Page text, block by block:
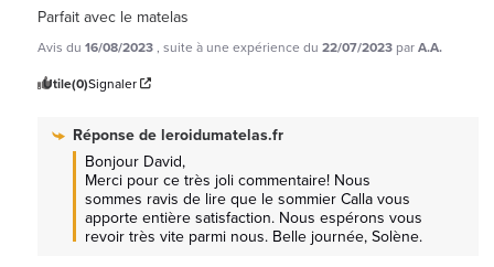
Parfait avec le matelas
Avis du 16/08/2023, suite à une expérience du 22/07/2023 parA.A.
Utile(0)Signaler
Réponse deleroidumatelas.fr
Bonjour David,
Merci pour ce très joli commentaire! Nous
sommes ravis de lire que le sommier Calla vous
apporte entière satisfaction. Nous espérons vous
revoir très vite parmi nous. Belle journée, Solène.